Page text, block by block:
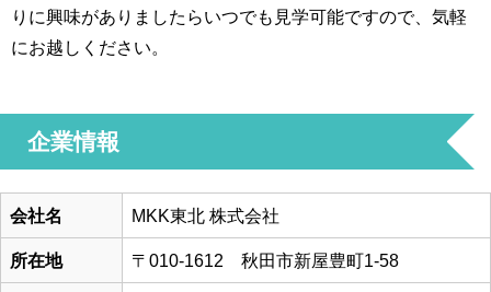
りに興味がありましたらいつでも見学可能ですので、気軽
にお越しください。
企業情報
会社名 MKK東北 株式会社
所在地 〒010-1612 秋田市新屋豊町1-58